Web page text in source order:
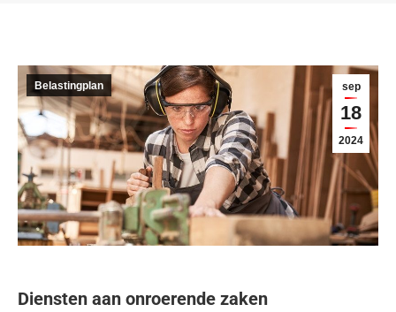
sep
18
2024
Belastingplan
Diensten aan onroerende zaken